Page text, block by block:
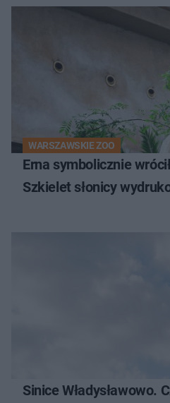
WARSZAWSKIE ZOO
Erna symbolicznie
Szkielet słonicy
Sinice Władysławowo.